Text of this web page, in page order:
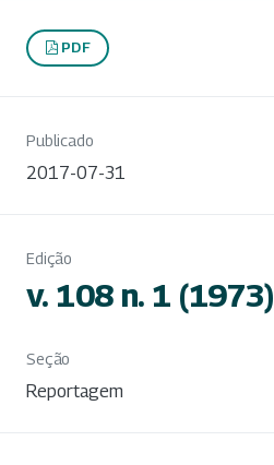
PDF
Publicado
2017-07-31
Edição
v. 108 n. 1 (1973)
Seção
Reportagem